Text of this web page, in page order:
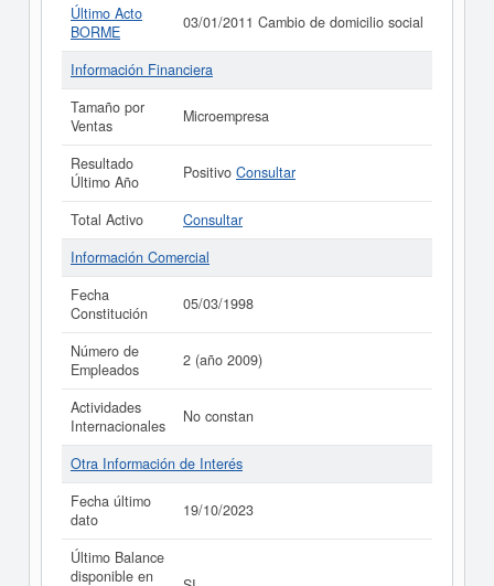
Último Acto
BORME
03/01/2011 Cambio de domicilio social
Información Financiera
Tamaño por
Ventas
Microempresa
Resultado
Último Año
Positivo Consultar
Total Activo
Consultar
Información Comercial
Fecha
Constitución
05/03/1998
Número de
Empleados
2 (año 2009)
Actividades
Internacionales
No constan
Otra Información de Interés
Fecha último
dato
19/10/2023
Último Balance
disponible en